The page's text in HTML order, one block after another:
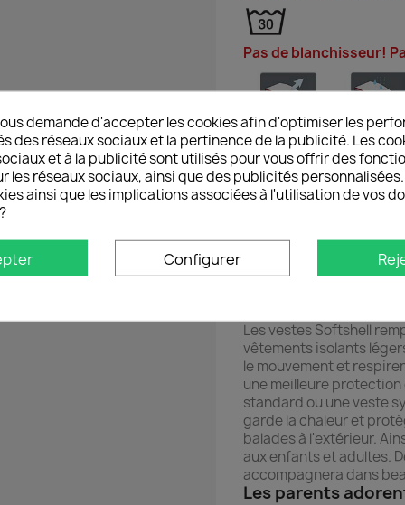
Pas de blanchisseur!
Hydrofuge, coupe-vent
Étanche jusqu'à 5000
Isolant thermique
Séchage rapide
Composition : 95 %
Une veste
Les vestes Softshell
vêtements isolants
le mouvement et
une meilleure protection
standard ou une veste
garde la chaleur et
balades à l'extérieur.
aux enfants et adultes.
accompagnera dans
Les parents
demande d'accepter les cookies afin d'optimiser les
des réseaux sociaux et la pertinence de la publicité. Les
et à la publicité sont utilisés pour vous offrir des
les réseaux sociaux, ainsi que des publicités
ainsi que les implications associées à l'utilisation de vos
Configurer